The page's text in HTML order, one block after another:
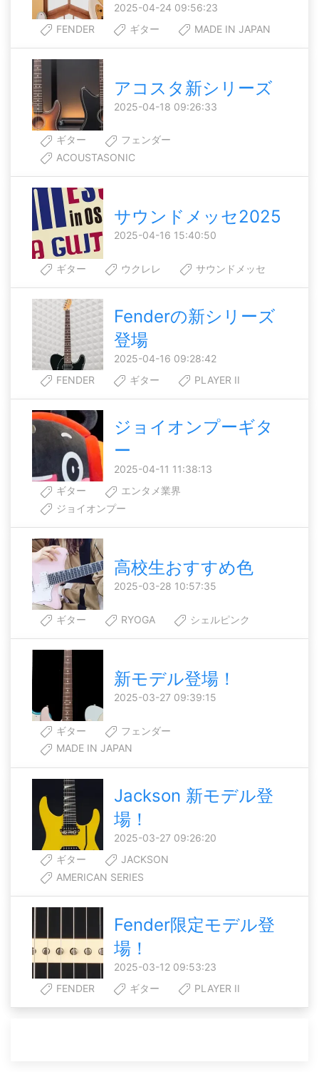
2025-04-24 09:56:23
FENDER
ギター MADE IN JAPAN
アコスタ新シリーズ
2025-04-18 09:26:33
ギター
フェンダー
ACOUSTASONIC
サウンドメッセ2025
2025-04-16 15:40:50
ギター ウクレレ サウンドメッセ
Fenderの新シリーズ
登場
2025-04-16 09:28:42
FENDER
ギター PLAYER II
ジョイオンプーギタ
ー
2025-04-11 11:38:13
ギター
エンタメ業界
ジョイオンプー
高校生おすすめ色
2025-03-28 10:57:35
ギター RYOGA シェルピンク
新モデル登場！
2025-03-27 09:39:15
ギター
フェンダー
MADE IN JAPAN
Jackson 新モデル登
場！
2025-03-27 09:26:20
ギター
JACKSON
AMERICAN SERIES
Fender限定モデル登
場！
2025-03-12 09:53:23
FENDER
ギター PLAYER II